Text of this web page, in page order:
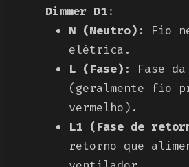
Dimmer D1:
N (Neutro) : Fio
elétrica.
L (Fase) : Fase
(geralmente fio
vermelho).
L1 (Fase de
retorno que